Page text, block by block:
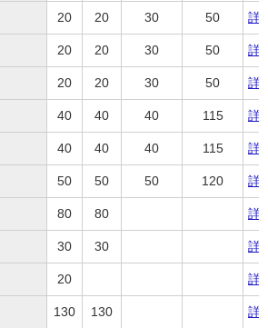
20 20 30 50 詳
20 20 30 50 詳
20 20 30 50 詳
40 40 40 115 詳
40 40 40 115 詳
50 50 50 120 詳
80 80 詳
30 30 詳
20 詳
130 130 詳